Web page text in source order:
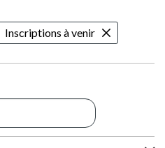
Inscriptions à venir